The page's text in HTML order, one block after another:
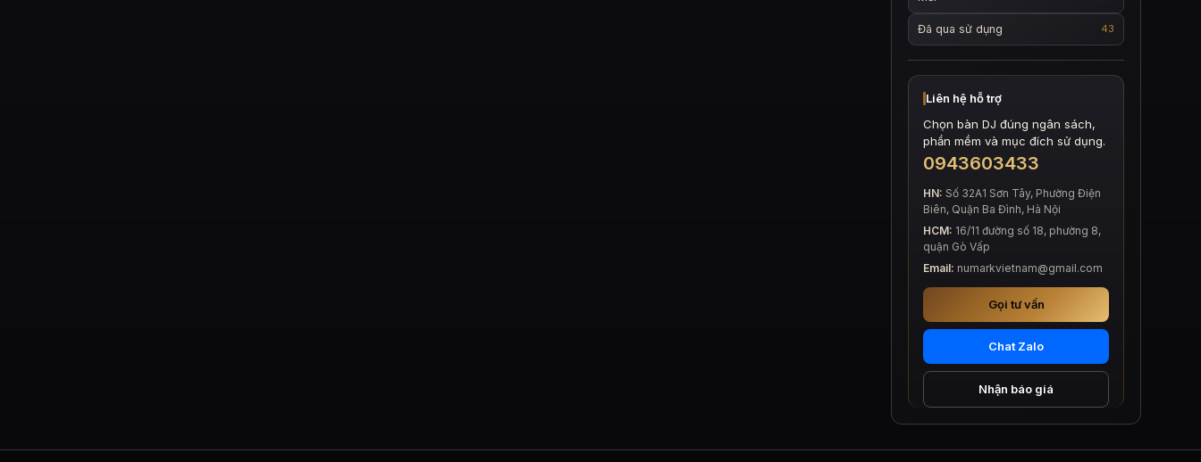
Đã qua sử dụng 43
Liên hệ hỗ trợ
Chọn bàn DJ đúng ngân sách,
phần mềm và mục đích sử dụng.
0943603433
HN: Số 32A1 Sơn Tây, Phường Điện
Biên, Quận Ba Đình, Hà Nội
HCM: 16/11 đường số 18, phường 8,
quận Gò Vấp
Email: numarkvietnam@gmail.com
Gọi tư vấn
Chat Zalo
Nhận báo giá